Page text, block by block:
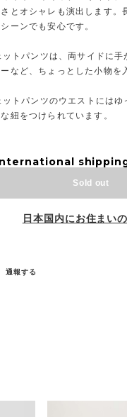
とオシャレも演出します。
ーンでも安心です。
トパンツは、両サイドに手
など、ちょっとした小物を
トパンツのウエストにはゆ
紐をつけられています。
Sold out
日本国内にお住まい
通報する